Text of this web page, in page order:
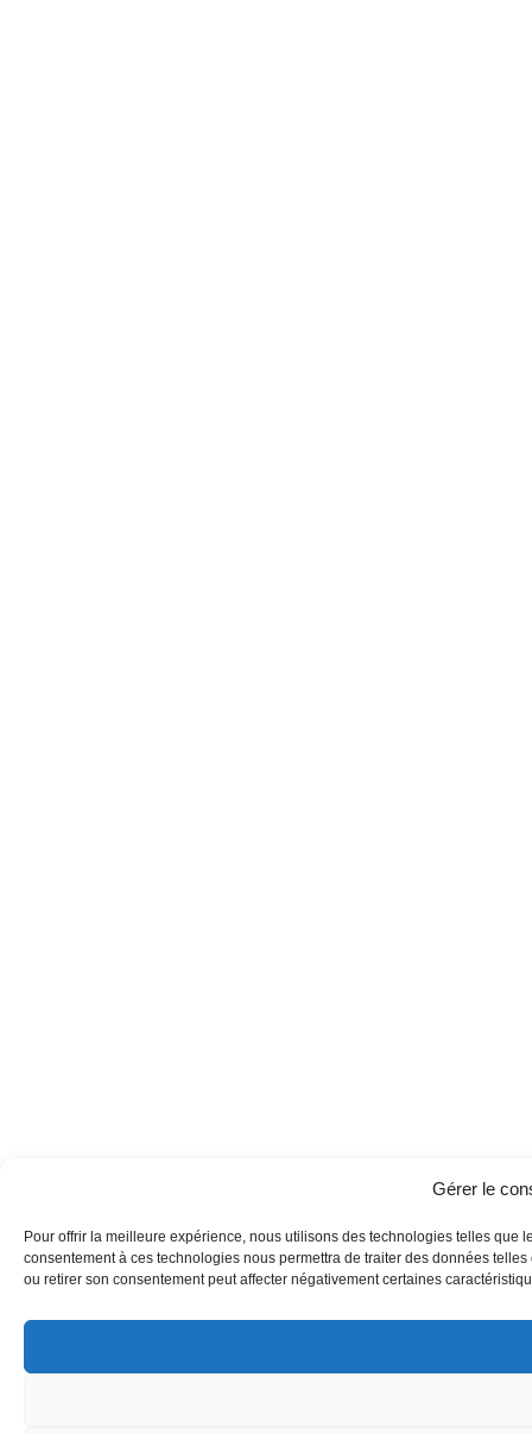
Gérer le
Pour offrir la meilleure expérience, nous utilisons des technologies telles
consentement à ces technologies nous permettra de traiter des données
ou retirer son consentement peut affecter négativement certaines